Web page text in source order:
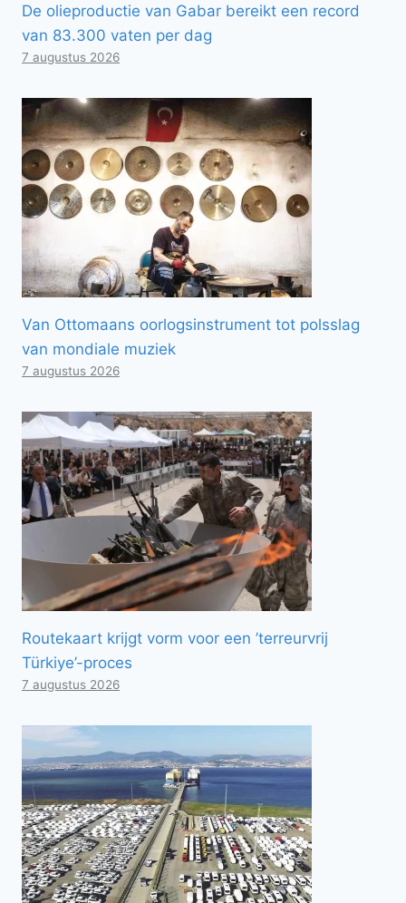
De olieproductie van Gabar bereikt een record
van 83.300 vaten per dag
7 augustus 2026
Van Ottomaans oorlogsinstrument tot polsslag
van mondiale muziek
7 augustus 2026
Routekaart krijgt vorm voor een ’terreurvrij
Türkiye’-proces
7 augustus 2026